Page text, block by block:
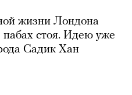
жизни Лондона
пабах стоя. Идею уже
Садик Хан